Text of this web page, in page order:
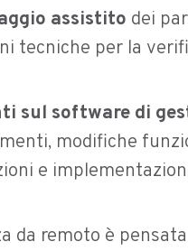
assistito dei
tecniche per la
sul software di
modifiche
e
da remoto è